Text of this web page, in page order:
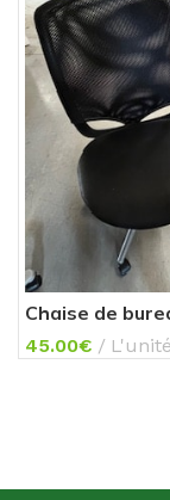
Chaise de
45.00€ L'unité